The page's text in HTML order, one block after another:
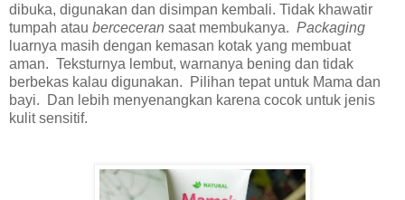
dibuka, digunakan dan disimpan kembali. Tidak khawatir
tumpah atau berceceran saat membukanya. Packaging
luarnya masih dengan kemasan kotak yang membuat
aman. Teksturnya lembut, warnanya bening dan tidak
berbekas kalau digunakan. Pilihan tepat untuk Mama dan
bayi. Dan lebih menyenangkan karena cocok untuk jenis
kulit sensitif.